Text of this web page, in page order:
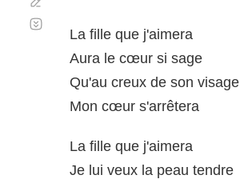
La fille que j'aimera
Aura le cœur si sage
Qu'au creux de son visage
Mon cœur s'arrêtera
La fille que j'aimera
Je lui veux la peau tendre
automático